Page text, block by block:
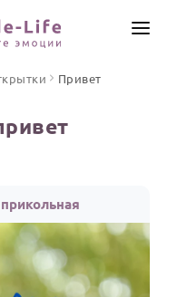
Привет